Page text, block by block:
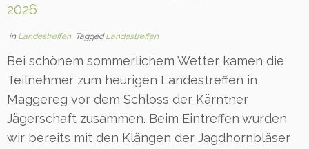
2026
in Landestreffen TaggedLandestreffen
Bei schönem sommerlichem Wetter kamen die
Teilnehmer zum heurigen Landestreffen in
Maggereg vor dem Schloss der Kärntner
Jägerschaft zusammen. Beim Eintreffen wurden
wir bereits mit den Klängen der Jagdhornbläser